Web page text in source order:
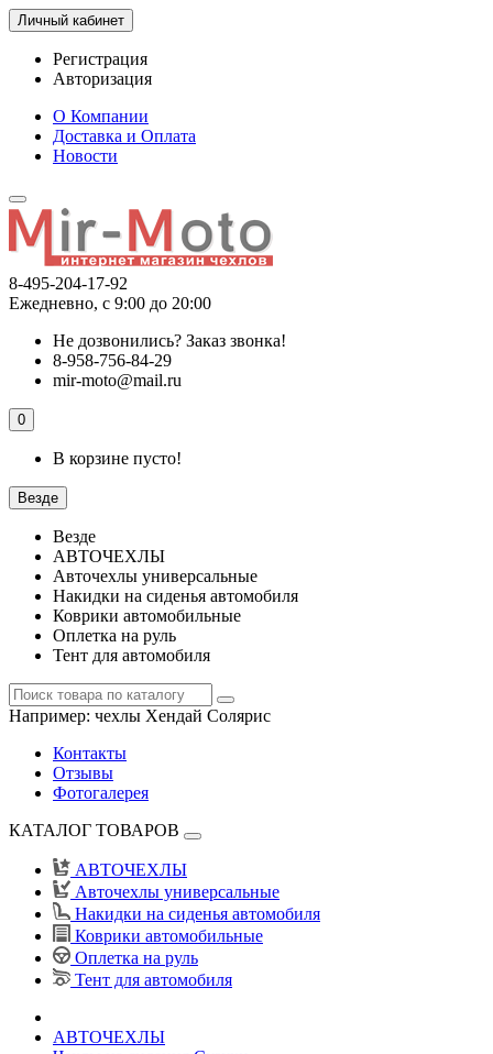
Личный кабинет
Регистрация
Авторизация
О Компании
Доставка и Оплата
Новости
8-495-204-17-92
Ежедневно, с 9:00 до 20:00
Не дозвонились? Заказ звонка!
8-958-756-84-29
mir-moto@mail.ru
0
В корзине пусто!
Везде
Везде
АВТОЧЕХЛЫ
Авточехлы универсальные
Накидки на сиденья автомобиля
Коврики автомобильные
Оплетка на руль
Тент для автомобиля
Например: чехлы Хендай Солярис
Контакты
Отзывы
Фотогалерея
КАТАЛОГ ТОВАРОВ
АВТОЧЕХЛЫ
Авточехлы универсальные
Накидки на сиденья автомобиля
Коврики автомобильные
Оплетка на руль
Тент для автомобиля
АВТОЧЕХЛЫ